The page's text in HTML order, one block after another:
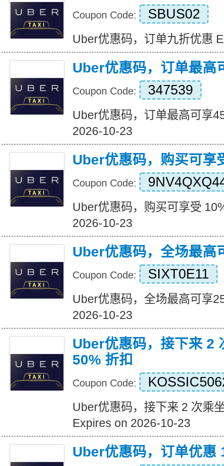
Coupon Code: SBUS02
Uber优惠码，订单九折优惠
Uber优惠码，订单最高
Coupon Code: 347539
Uber优惠码，订单最高可享
2026-10-23
Uber优惠码，购买可享
Coupon Code:
Uber优惠码，购买可享受
2026-10-23
Uber优惠码，全场最高
Coupon Code: SIXT0E11
Uber优惠码，全场最高可享
2026-10-23
Uber优惠码，接下来 2
50% 折扣
Coupon Code:
Uber优惠码，接下来 2 次乘
Expires on 2026-10-23
Uber优惠码，订单优惠